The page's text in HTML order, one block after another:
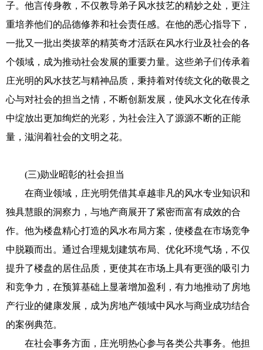
子。他言传身教，不仅教导弟子风水技艺的精妙之处，更注
重培养他们的品德修养和社会责任感。在他的悉心指导下，
一批又一批出类拔萃的精英奇才活跃在风水行业及社会的各
个领域，成为推动社会发展的重要力量。这些弟子们传承着
庄光明的风水技艺与精神品质，秉持着对传统文化的敬畏之
心与对社会的担当之情，不断创新发展，使风水文化在传承
中绽放出更加绚烂的光彩，为社会注入了源源不断的正能
量，滋润着社会的文明之花。
(三)勋业昭彰的社会担当
在商业领域，庄光明凭借其卓越非凡的风水专业知识和
独具慧眼的洞察力，与地产商展开了紧密而富有成效的合
作。他为楼盘精心打造的风水布局方案，使楼盘在市场竞争
中脱颖而出。通过合理规划建筑布局、优化环境气场，不仅
提升了楼盘的居住品质，更使其在市场上具有更强的吸引力
和竞争力，在预算基础上显著增加盈利，有力地推动了房地
产行业的健康发展，成为房地产领域中风水与商业成功结合
的案例典范。
在社会事务方面，庄光明热心参与各类公共事务。他担